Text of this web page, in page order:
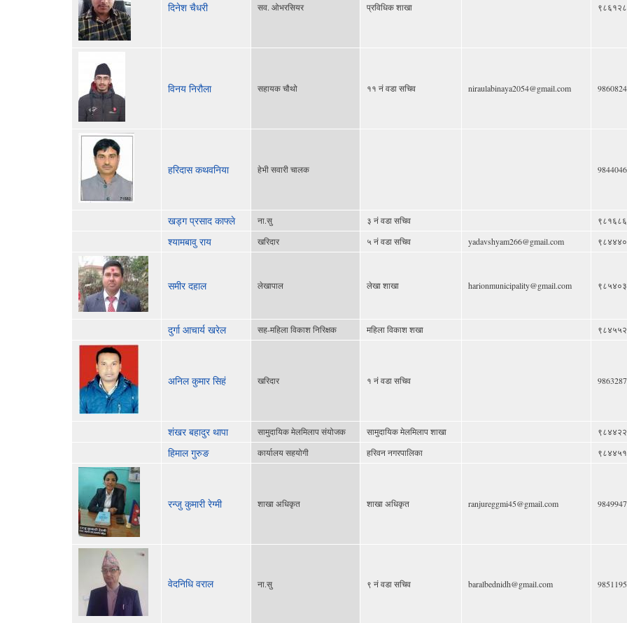
दिनेश चैधरी सव. ओभरसियर प्रविधिक शाखा
विनय निरौला सहायक चौथो ११ नं वडा सचिव niraulabinaya2054@gmail.com
हरिदास कथवनिया हेभी सवारी चालक
खड्ग प्रसाद काफ्ले ना.सु ३ नं वडा सचिव
श्यामबावु राय खरिदार ५ नं वडा सचिव yadavshyam266@gmail.com
समीर दहाल लेखापाल लेखा शाखा harionmunicipality@gmail.com
दुर्गा आचार्य खरेल सह-महिला विकाश निरिक्षक महिला विकाश शखा
अनिल कुमार सिहं खरिदार १ नं वडा सचिव
शंखर बहादुर थापा सामुदायिक मेलमिलाप संयोजक सामुदायिक मेलमिलाप शाखा
हिमाल गुरुङ कार्यालय सहयोगी हरिवन नगरपालिका
रन्जु कुमारी रेग्मी शाखा अधिकृत शाखा अधिकृत ranjureggmi45@gmail.com
वेदनिधि वराल ना.सु ९ नं वडा सचिव baralbednidh@gmail.com